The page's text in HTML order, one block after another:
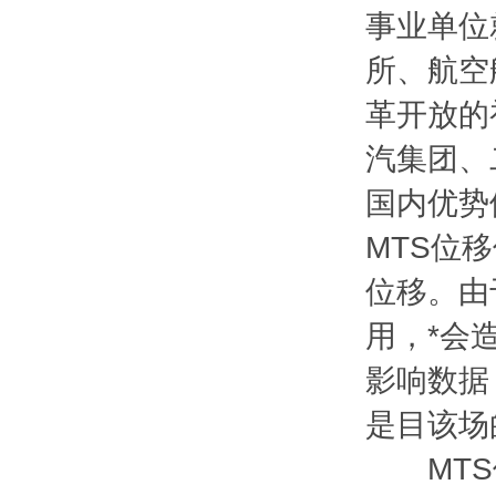
事业单
所、航
革开放
汽集团
国内优
MTS位
位移。
用，*会
影响数
是目该
MTS位